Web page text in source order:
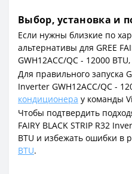
Выбор, установка и
Если нужны близкие по
альтернативы для GREE
GWH12ACC/QC - 12000
Для правильного запуска
Inverter GWH12ACC/QC -
кондиционера у команды
Чтобы подтвердить
FAIRY BLACK STRIP R32
BTU и избежать ошибки в
BTU.